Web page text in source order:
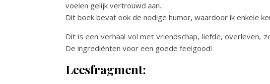
voelen gelijk vertrouwd aan.
Dit boek bevat ook de nodige humor, waardoor ik enkele
Dit is een verhaal vol met vriendschap, liefde, overleven,
De ingrediënten voor een goede feelgood!
Leesfragment: